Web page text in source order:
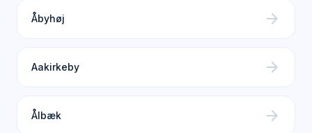
Åbyhøj arrow_forward
Aakirkeby arrow_forward
Ålbæk arrow_forward